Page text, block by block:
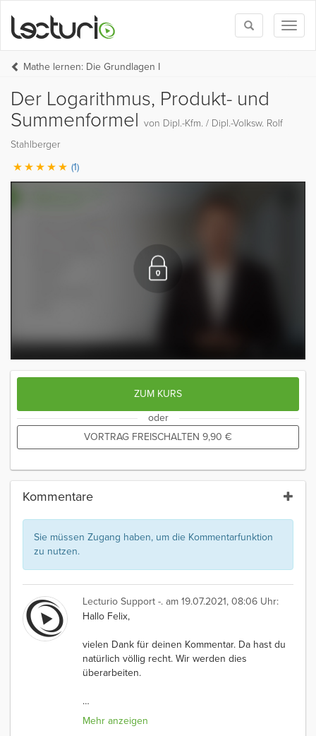
Toggle
search
Mathe lernen: Die Grundlagen I
Der Logarithmus, Produkt- und
Summenformel von Dipl.-Kfm. / Dipl.-Volksw. Rolf
Stahlberger
(1)
ZUM KURS
oder
VORTRAG FREISCHALTEN 9,90 €
Kommentare
Sie müssen Zugang haben, um die Kommentarfunktion
zu nutzen.
Lecturio Support -. am 19.07.2021, 08:06 Uhr:
Hallo Felix,
vielen Dank für deinen Kommentar. Da hast du
natürlich völlig recht. Wir werden dies
überarbeiten.
…
Mehr anzeigen